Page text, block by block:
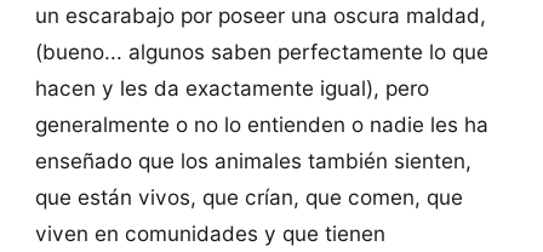
un escarabajo por poseer una oscura maldad,
(bueno... algunos saben perfectamente lo que
hacen y les da exactamente igual), pero
generalmente o no lo entienden o nadie les ha
enseñado que los animales también sienten,
que están vivos, que crían, que comen, que
viven en comunidades y que tienen